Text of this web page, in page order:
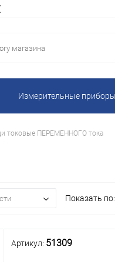
Измерительные приборы
токовые ПЕРЕМЕННОГО тока
Показать по:
Артикул: 51309